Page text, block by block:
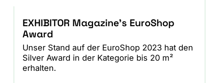
EXHIBITOR Magazine's EuroShop
Award
Unser Stand auf der EuroShop 2023 hat den
Silver Award in der Kategorie bis 20 m²
erhalten.